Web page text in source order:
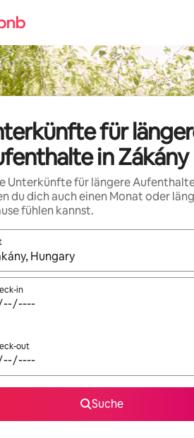
für
in Zákány
Unterkünfte für längere
du dich auch einen Monat oder
fühlen kannst.
Ergebnisse verfügbar sind, navigiere
in
out
Suche